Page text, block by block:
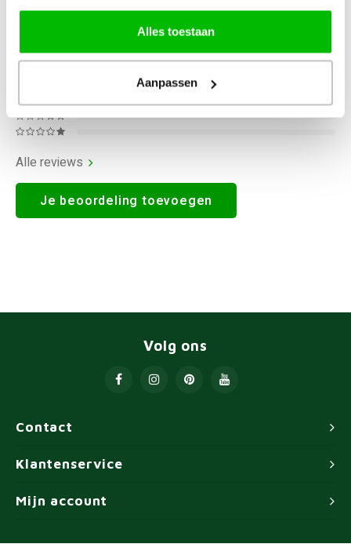
Alles toestaan
Aanpassen
BEOORDELINGEN
Alle reviews
Je beoordeling toevoegen
Contact
Volg ons
Klantenservice
Mijn account